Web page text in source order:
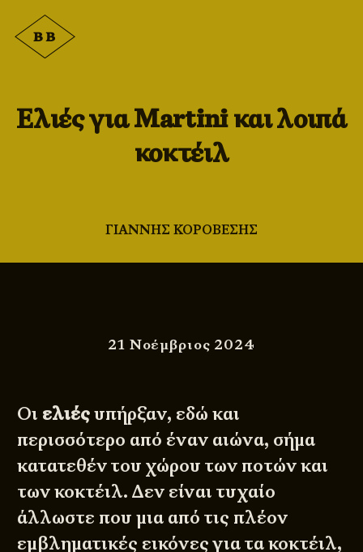
Ελιές για Martini και λοιπά
κοκτέιλ
ΓΙΑΝΝΗΣ ΚΟΡΟΒΕΣΗΣ
21 Νοέμβριος 2024
Οι ελιέςυπήρξαν, εδώ και
περισσότερο από έναν αιώνα, σήμα
κατατεθέν του χώρου των ποτών και
των κοκτέιλ. Δεν είναι τυχαίο
άλλωστε που μια από τις πλέον
εμβληματικές εικόνες για τα κοκτέιλ,